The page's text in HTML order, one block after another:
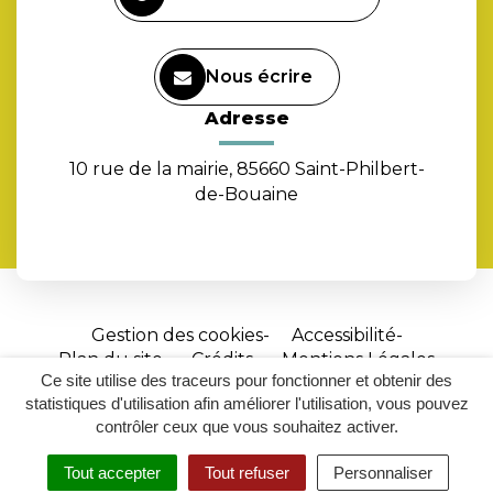
Ce site utilise des traceurs pour fonctionner et obtenir des
statistiques d'utilisation afin améliorer l'utilisation, vous pouvez
contrôler ceux que vous souhaitez activer.
Tout accepter Tout refuser Personnaliser
RECHERCHER
ACCESSIBILITÉ
Nous écrire
Adresse
10 rue de la mairie, 85660 Saint-Philbert-
de-Bouaine
Gestion des cookies
Accessibilité
Plan du site
Crédits
Mentions Légales
Site
réalisé
par
Inovagora